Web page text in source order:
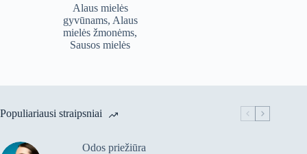
Alaus mielės
gyvūnams, Alaus
mielės žmonėms,
Sausos mielės
Populiariausi straipsniai
Odos priežiūra